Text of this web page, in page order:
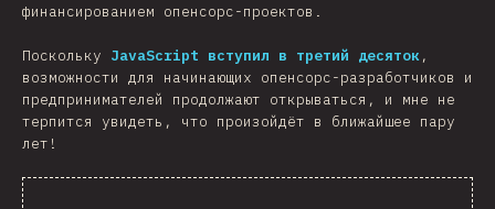
финансированием опенсорс-проектов.
Поскольку JavaScript вступил в третий десяток,
возможности для начинающих опенсорс-разработчиков и
предпринимателей продолжают открываться, и мне не
терпится увидеть, что произойдёт в ближайшее пару
лет!